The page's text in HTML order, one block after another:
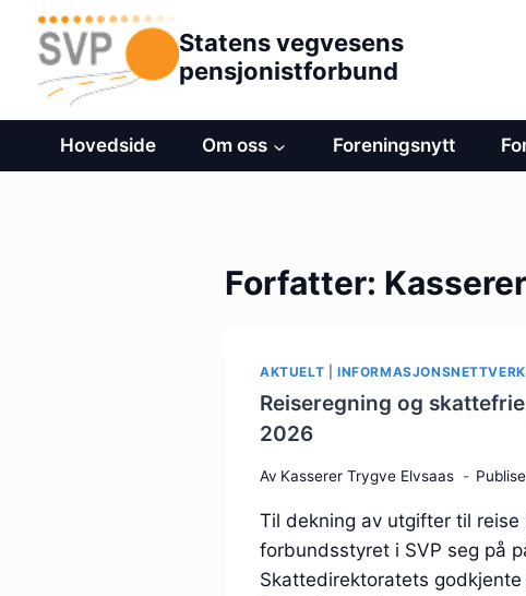
Hopp
innhold
Statens vegvesens
pensjonistforbund
Hovedside Om oss Foreningsnytt
Forfatter:
AKTUELT
Reiseregning og
2026
Av Kasserer Trygve Elvsaas
Til dekning av utgifter til reise
forbundsstyret i SVP seg på
Skattedirektoratets